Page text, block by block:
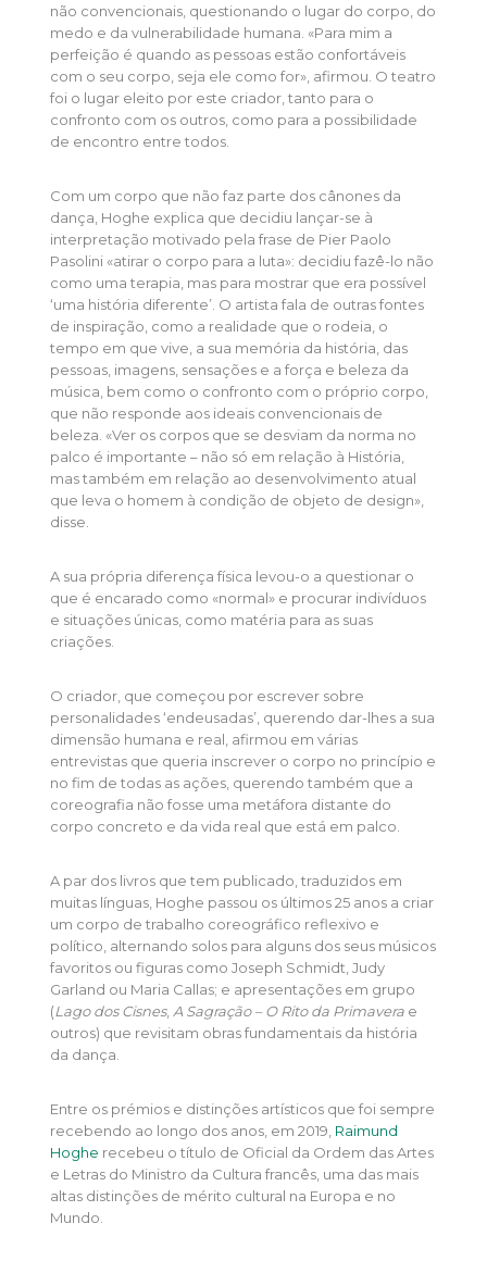
não convencionais, questionando o lugar do corpo, do
medo e da vulnerabilidade humana. «Para mim a
perfeição é quando as pessoas estão confortáveis
com o seu corpo, seja ele como for», afirmou. O teatro
foi o lugar eleito por este criador, tanto para o
confronto com os outros, como para a possibilidade
de encontro entre todos.
Com um corpo que não faz parte dos cânones da
dança, Hoghe explica que decidiu lançar-se à
interpretação motivado pela frase de Pier Paolo
Pasolini «atirar o corpo para a luta»: decidiu fazê-lo não
como uma terapia, mas para mostrar que era possível
‘uma história diferente’. O artista fala de outras fontes
de inspiração, como a realidade que o rodeia, o
tempo em que vive, a sua memória da história, das
pessoas, imagens, sensações e a força e beleza da
música, bem como o confronto com o próprio corpo,
que não responde aos ideais convencionais de
beleza. «Ver os corpos que se desviam da norma no
palco é importante – não só em relação à História,
mas também em relação ao desenvolvimento atual
que leva o homem à condição de objeto de design»,
disse.
A sua própria diferença física levou-o a questionar o
que é encarado como «normal» e procurar indivíduos
e situações únicas, como matéria para as suas
criações.
O criador, que começou por escrever sobre
personalidades ‘endeusadas’, querendo dar-lhes a sua
dimensão humana e real, afirmou em várias
entrevistas que queria inscrever o corpo no princípio e
no fim de todas as ações, querendo também que a
coreografia não fosse uma metáfora distante do
corpo concreto e da vida real que está em palco.
A par dos livros que tem publicado, traduzidos em
muitas línguas, Hoghe passou os últimos 25 anos a criar
um corpo de trabalho coreográfico reflexivo e
político, alternando solos para alguns dos seus músicos
favoritos ou figuras como Joseph Schmidt, Judy
Garland ou Maria Callas; e apresentações em grupo
(Lago dos Cisnes, A Sagração – O Rito da Primavera e
outros) que revisitam obras fundamentais da história
da dança.
Entre os prémios e distinções artísticos que foi sempre
recebendo ao longo dos anos, em 2019, Raimund
Hoghe recebeu o título de Oficial da Ordem das Artes
e Letras do Ministro da Cultura francês, uma das mais
altas distinções de mérito cultural na Europa e no
Mundo.